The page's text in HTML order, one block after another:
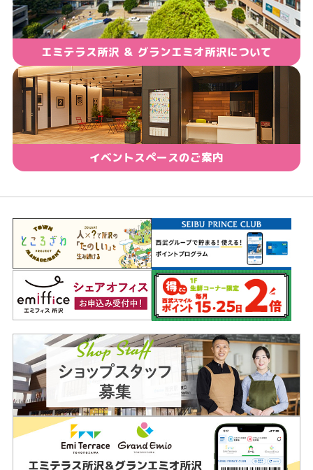
エミテラス所沢 ＆ グランエミオ所沢について
イベントスペースのご案内